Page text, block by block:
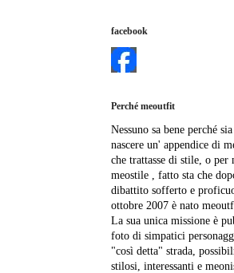
facebook
Perché meoutfit
Nessuno sa bene perché
nascere un' appendice di
che trattasse di stile, o per
meostile , fatto sta che
dibattito sofferto e
ottobre 2007 è nato
La sua unica missione è
foto di simpatici
"così detta" strada,
stilosi, interessanti e